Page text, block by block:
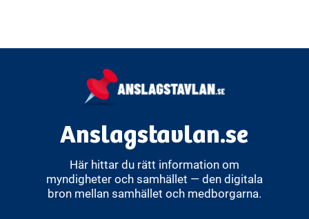
Anslagstavlan.se
Här hittar du rätt information om
myndigheter och samhället — den digitala
bron mellan samhället och medborgarna.